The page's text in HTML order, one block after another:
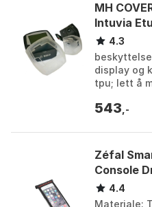
MH
Intuvia
4.3
display og
tpu; lett å
543 ,-
Zéfal
Console
4.4
Materiale: